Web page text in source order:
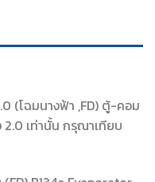
(โฉมนางฟ้า ,FD) ตู้-คอม
เท่านั้น กรุณาเทียบ